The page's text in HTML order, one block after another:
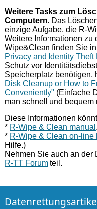
Weitere Tasks zum
Computern. Das
einzige Aufgabe, die R-
Weitere Informationen zu
Wipe&Clean finden Sie
Privacy and Identity Theft
Schutz vor
Speicherplatz benötigen,
Disk Cleanup or How to
Conveniently" (Einfache
man schnell und bequem
Diese Informationen
* R-Wipe & Clean manual
* R-Wipe & Clean on-line
Hilfe.)
Nehmen Sie auch an der
R-TT Forum teil.